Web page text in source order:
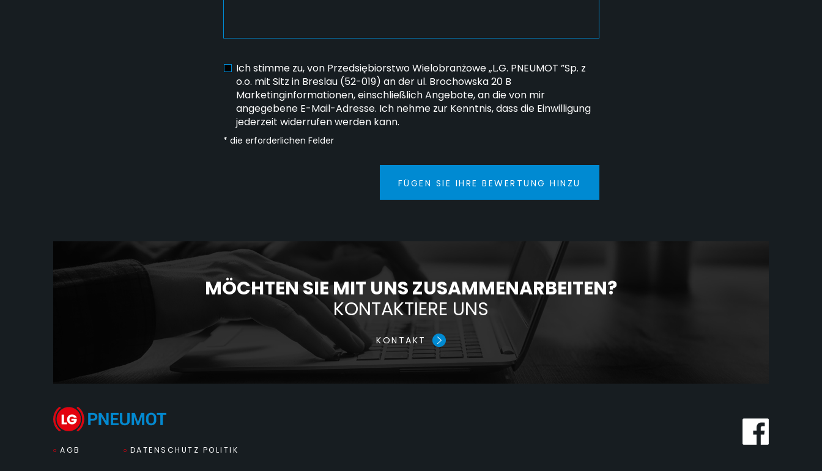
Ich stimme zu, von Przedsiębiorstwo Wielobranżowe „L.G. PNEUMOT ”Sp. z
o.o. mit Sitz in Breslau (52-019) an der ul. Brochowska 20 B
Marketinginformationen, einschließlich Angebote, an die von mir
angegebene E-Mail-Adresse. Ich nehme zur Kenntnis, dass die Einwilligung
jederzeit widerrufen werden kann.
* die erforderlichen Felder
FÜGEN SIE IHRE BEWERTUNG HINZU
MÖCHTEN SIE MIT UNS ZUSAMMENARBEITEN?
KONTAKTIERE UNS
KONTAKT
AGB DATENSCHUTZ POLITIK